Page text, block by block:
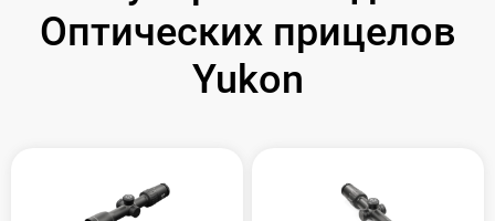
Оптических прицелов
Yukon